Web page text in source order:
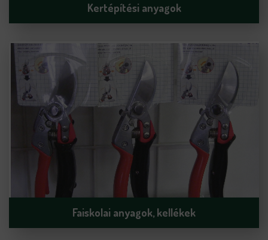
Kertépítési anyagok
Faiskolai anyagok, kellékek